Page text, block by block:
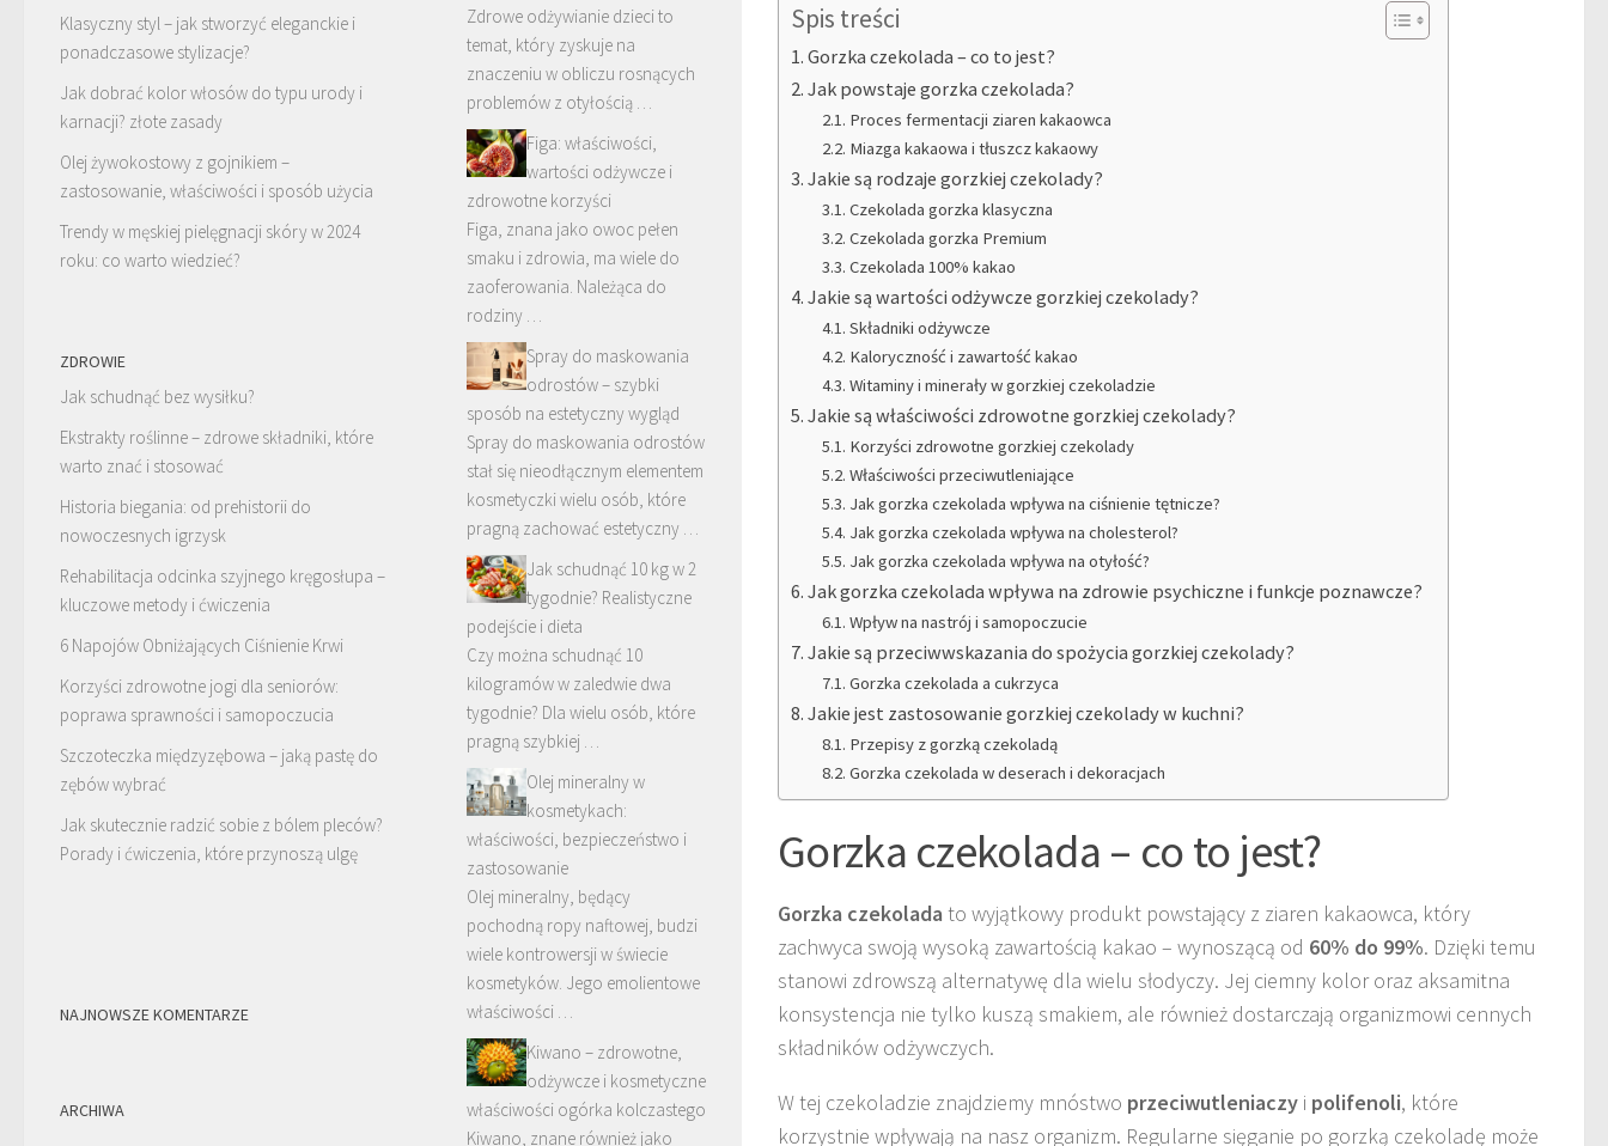
Spis treści
Gorzka czekolada – co to jest?
Jak powstaje gorzka czekolada?
Proces fermentacji ziaren kakaowca
Miazga kakaowa i tłuszcz kakaowy
Jakie są rodzaje gorzkiej czekolady?
Czekolada gorzka klasyczna
Czekolada gorzka Premium
Czekolada 100% kakao
Jakie są wartości odżywcze gorzkiej czekolady?
Składniki odżywcze
Kaloryczność i zawartość kakao
Witaminy i minerały w gorzkiej czekoladzie
Jakie są właściwości zdrowotne gorzkiej czekolady?
Korzyści zdrowotne gorzkiej czekolady
Właściwości przeciwutleniające
Jak gorzka czekolada wpływa na ciśnienie tętnicze?
Jak gorzka czekolada wpływa na cholesterol?
Jak gorzka czekolada wpływa na otyłość?
Jak gorzka czekolada wpływa na zdrowie psychiczne i funkcje poznawcze?
Wpływ na nastrój i samopoczucie
Jakie są przeciwwskazania do spożycia gorzkiej czekolady?
Gorzka czekolada a cukrzyca
Jakie jest zastosowanie gorzkiej czekolady w kuchni?
Przepisy z gorzką czekoladą
Gorzka czekolada w deserach i dekoracjach
Gorzka czekolada – co to jest?
Gorzka czekolada to wyjątkowy produkt powstający z ziaren kakaowca, który
zachwyca swoją wysoką zawartością kakao – wynoszącą od 60% do 99%. Dzięki temu
stanowi zdrowszą alternatywę dla wielu słodyczy. Jej ciemny kolor oraz aksamitna
konsystencja nie tylko kuszą smakiem, ale również dostarczają organizmowi cennych
składników odżywczych.
W tej czekoladzie znajdziemy mnóstwo przeciwutleniaczy i polifenoli, które
korzystnie wpływają na nasz organizm. Regularne sięganie po gorzką czekoladę może
Klasyczny styl – jak stworzyć eleganckie i
ponadczasowe stylizacje?
Jak dobrać kolor włosów do typu urody i
karnacji? złote zasady
Olej żywokostowy z gojnikiem –
zastosowanie, właściwości i sposób użycia
Trendy w męskiej pielęgnacji skóry w 2024
roku: co warto wiedzieć?
ZDROWIE
Jak schudnąć bez wysiłku?
Ekstrakty roślinne – zdrowe składniki, które
warto znać i stosować
Historia biegania: od prehistorii do
nowoczesnych igrzysk
Rehabilitacja odcinka szyjnego kręgosłupa –
kluczowe metody i ćwiczenia
6 Napojów Obniżających Ciśnienie Krwi
Korzyści zdrowotne jogi dla seniorów:
poprawa sprawności i samopoczucia
Szczoteczka międzyzębowa – jaką pastę do
zębów wybrać
Jak skutecznie radzić sobie z bólem pleców?
Porady i ćwiczenia, które przynoszą ulgę
NAJNOWSZE KOMENTARZE
ARCHIWA
Zdrowe odżywianie dzieci to
temat, który zyskuje na
znaczeniu w obliczu rosnących
problemów z otyłością …
Figa: właściwości,
wartości odżywcze i
zdrowotne korzyści
Figa, znana jako owoc pełen
smaku i zdrowia, ma wiele do
zaoferowania. Należąca do
rodziny …
Spray do maskowania
odrostów – szybki
sposób na estetyczny wygląd
Spray do maskowania odrostów
stał się nieodłącznym elementem
kosmetyczki wielu osób, które
pragną zachować estetyczny …
Jak schudnąć 10 kg w 2
tygodnie? Realistyczne
podejście i dieta
Czy można schudnąć 10
kilogramów w zaledwie dwa
tygodnie? Dla wielu osób, które
pragną szybkiej …
Olej mineralny w
kosmetykach:
właściwości, bezpieczeństwo i
zastosowanie
Olej mineralny, będący
pochodną ropy naftowej, budzi
wiele kontrowersji w świecie
kosmetyków. Jego emolientowe
właściwości …
Kiwano – zdrowotne,
odżywcze i kosmetyczne
właściwości ogórka kolczastego
Kiwano, znane również jako